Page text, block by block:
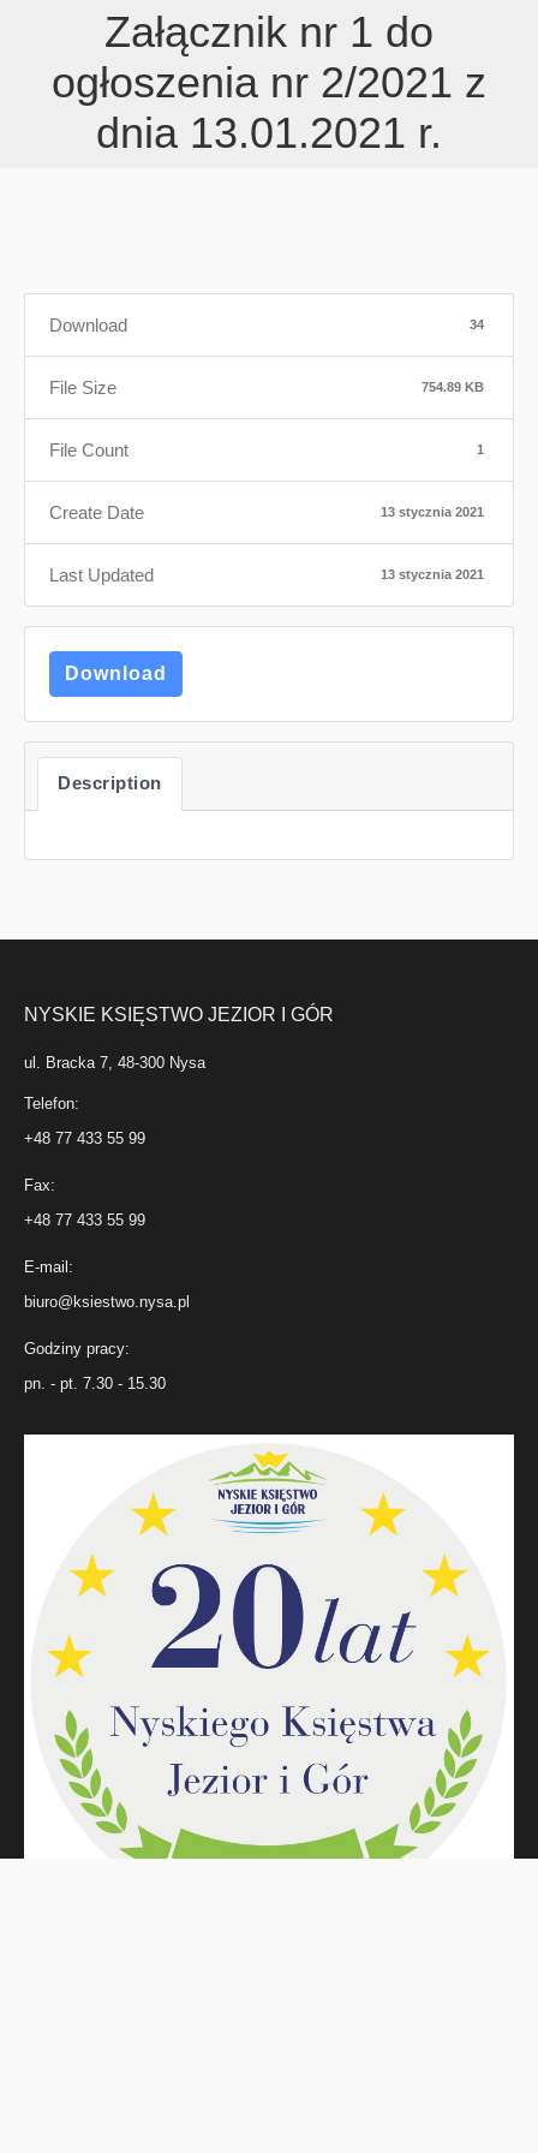
Załącznik nr 1 do
ogłoszenia nr 2/2021 z
dnia 13.01.2021 r.
Download 34
File Size 754.89 KB
File Count 1
Create Date 13 stycznia 2021
Last Updated 13 stycznia 2021
Download
Description
NYSKIE KSIĘSTWO JEZIOR I GÓR
ul. Bracka 7, 48-300 Nysa
Telefon:
+48 77 433 55 99
Fax:
+48 77 433 55 99
E-mail:
biuro@ksiestwo.nysa.pl
Godziny pracy:
pn. - pt. 7.30 - 15.30